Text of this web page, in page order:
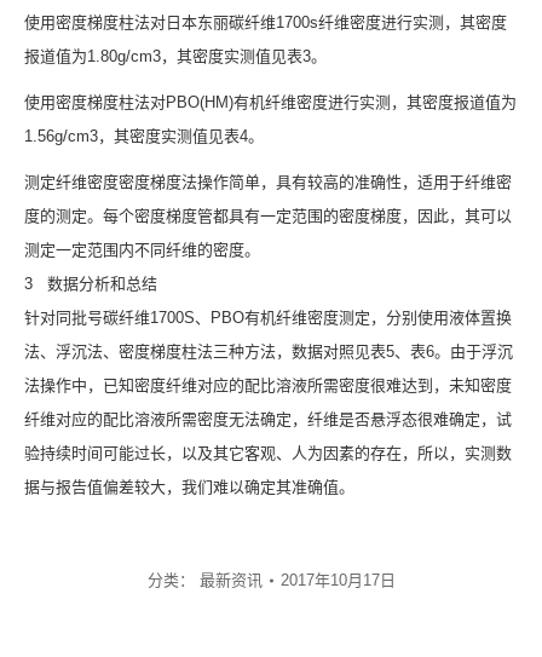
使用密度梯度柱法对日本东丽碳纤维1700s纤维密度进行实测，其密度
报道值为1.80g/cm3，其密度实测值见表3。
使用密度梯度柱法对PBO(HM)有机纤维密度进行实测，其密度报道值为
1.56g/cm3，其密度实测值见表4。
测定纤维密度密度梯度法操作简单，具有较高的准确性，适用于纤维密
度的测定。每个密度梯度管都具有一定范围的密度梯度，因此，其可以
测定一定范围内不同纤维的密度。
3 数据分析和总结
针对同批号碳纤维1700S、PBO有机纤维密度测定，分别使用液体置换
法、浮沉法、密度梯度柱法三种方法，数据对照见表5、表6。由于浮沉
法操作中，已知密度纤维对应的配比溶液所需密度很难达到，未知密度
纤维对应的配比溶液所需密度无法确定，纤维是否悬浮态很难确定，试
验持续时间可能过长，以及其它客观、人为因素的存在，所以，实测数
据与报告值偏差较大，我们难以确定其准确值。
分类： 最新资讯 2017年10月17日